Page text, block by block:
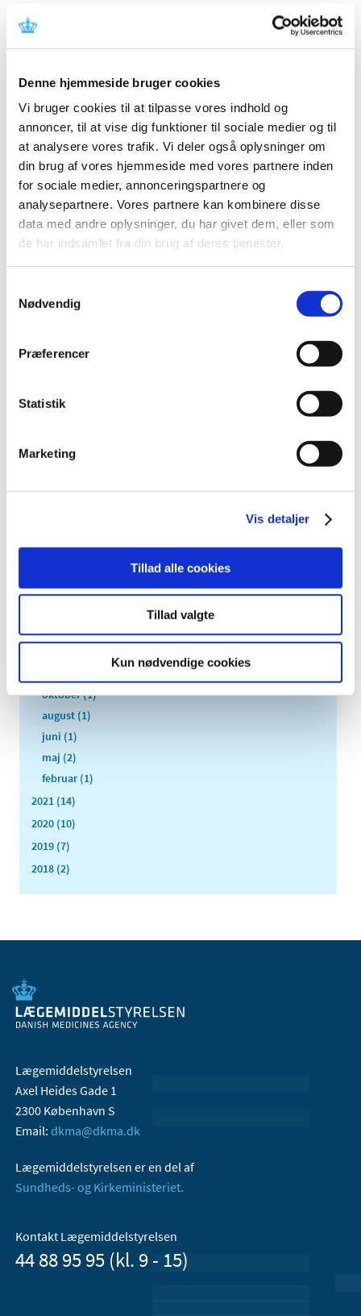
Denne hjemmeside bruger cookies
Vi bruger cookies til at tilpasse vores indhold og
annoncer, til at vise dig funktioner til sociale medier og til
at analysere vores trafik. Vi deler også oplysninger om
din brug af vores hjemmeside med vores partnere inden
for sociale medier, annonceringspartnere og
analysepartnere. Vores partnere kan kombinere disse
data med andre oplysninger, du har givet dem, eller som
de har indsamlet fra din brug af deres tjenester.
Nødvendig
Præferencer
Statistik
Marketing
Vis detaljer
Tillad alle cookies
Tillad valgte
Kun nødvendige cookies
Lægemiddelstyrelsen inviterer alle landets kommuner til
et workshopforløb for at give dem større indsigt i de…
Ny Q&A publiceret på EudraLex vol. 10 om
grænsefladerne mellem forordningerne om
kliniske forsøg med lægemidler og in-vitro
diagnostik
|30. maj 2022 |
Der bliver benyttet meget in-vitro diagnostik (IVD) til
forskellige formål i kliniske forsøg med lægemidler. Der…
Nye krav og strammere regler i EU's forordning
for in vitro-diagnostisk medicinsk udstyr
Pr. 26. maj 2022 indføres der en række nye krav i EU-
|4. februar 2022
Alle (83)
2024 (12)
2022 (8)
oktober (1)
august (1)
juni (1)
maj (2)
februar (1)
2021 (14)
2020 (10)
2019 (7)
2018 (2)
Lægemiddelstyrelsen
Axel Heides Gade 1
2300 København S
Email: dkma@dkma.dk
Lægemiddelstyrelsen er en del af
Sundheds- og Kirkeministeriet.
Kontakt Lægemiddelstyrelsen
44 88 95 95 (kl. 9 - 15)